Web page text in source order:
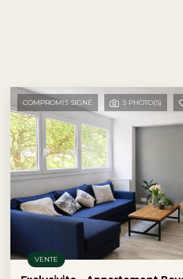
COMPROMIS SIGNÉ 5 PHOTO(S)
VENTE